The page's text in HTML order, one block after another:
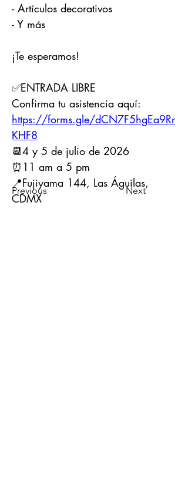
Previous Next
- Artículos decorativos
- Y más
¡Te esperamos!
✅ENTRADA LIBRE
Confirma tu asistencia aquí:
https://forms.gle/dCN7F5hgEa9Rr
KHF8
📆4 y 5 de julio de 2026
⏰11 am a 5 pm
📍Fujiyama 144, Las Águilas,
CDMX